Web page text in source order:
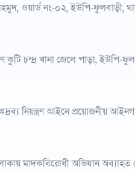
ওয়ার্ড নং-০২, ইউপি-ফুলবাড়ী,
কুটি চন্দ্র খানা জেলে পাড়া, ইউপি-
নিয়ন্ত্রণ আইনে প্রয়োজনীয় আইনগত
মাদকবিরোধী অভিযান